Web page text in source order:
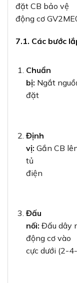
đặt CB bảo vệ
động cơ
7.1. Các bước
Chuẩn
bị: Ngắt
đặt
Định
vị: Gắn CB
tủ
điện
Đấu
nối: Đấu dây
động cơ vào
cực dưới (2-